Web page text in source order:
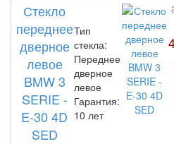
Стекло
переднее
дверное
левое
BMW 3
SERIE -
E-30 4D
SED
Тип
стекла:
Переднее
дверное
левое
Гарантия:
10 лет